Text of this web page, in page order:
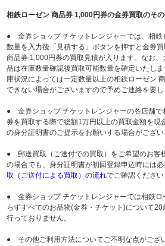
相鉄ローゼン 商品券 1,000円券の金券買取のそ
● 金券ショップ チケットレンジャーでは、相鉄
数量を入力後「見積する」ボタンを押すと金券
商品券 1,000円券の買取見積が入ります。なお
品は在庫数量確認後買取可能数量を確定いたし
庫状況によっては一定数量以上の相鉄ローゼン
できない場合がございますので予めご連絡を要し
● 金券ショップ チケットレンジャーの各店舗で
券を買取する際で総額1万円以上の買取金額を現
の身分証明書のご提示をお願いする場合がござい
● 郵送買取（ご送付での買取）をご希望のお客
の場合でも、身分証明書が初回登録申込時には
取（ご送付による買取）の流れでご確認ください
● 金券ショップ チケットレンジャーでは相鉄ロ
らずすべてのお品物(金券・チケット)について
行っておりません。
● その他ご利用方法についてご不明な点がござ